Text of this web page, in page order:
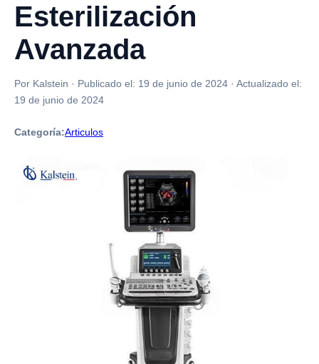
Esterilización
Avanzada
Por Kalstein · Publicado el: 19 de junio de 2024 · Actualizado el:
19 de junio de 2024
Categoría:Articulos